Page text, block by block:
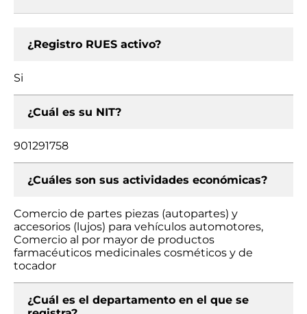
¿Registro RUES activo?
Si
¿Cuál es su NIT?
901291758
¿Cuáles son sus actividades económicas?
Comercio de partes piezas (autopartes) y
accesorios (lujos) para vehículos automotores,
Comercio al por mayor de productos
farmacéuticos medicinales cosméticos y de
tocador
¿Cuál es el departamento en el que se